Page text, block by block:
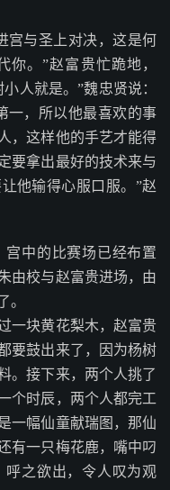
与圣上对决，这是何
。”赵富贵忙跪地，
人就是。”魏忠贤说：
一，所以他最喜欢的事
，这样他的手艺才能得
要拿出最好的技术来与
他输得心服口服。”赵
宫中的比赛场已经布置
由校与赵富贵进场，由
。
块黄花梨木，赵富贵
要鼓出来了，因为杨树
。接下来，两个人挑了
个时辰，两个人都完工
一幅仙童献瑞图，那仙
有一只梅花鹿，嘴中叼
呼之欲出，令人叹为观